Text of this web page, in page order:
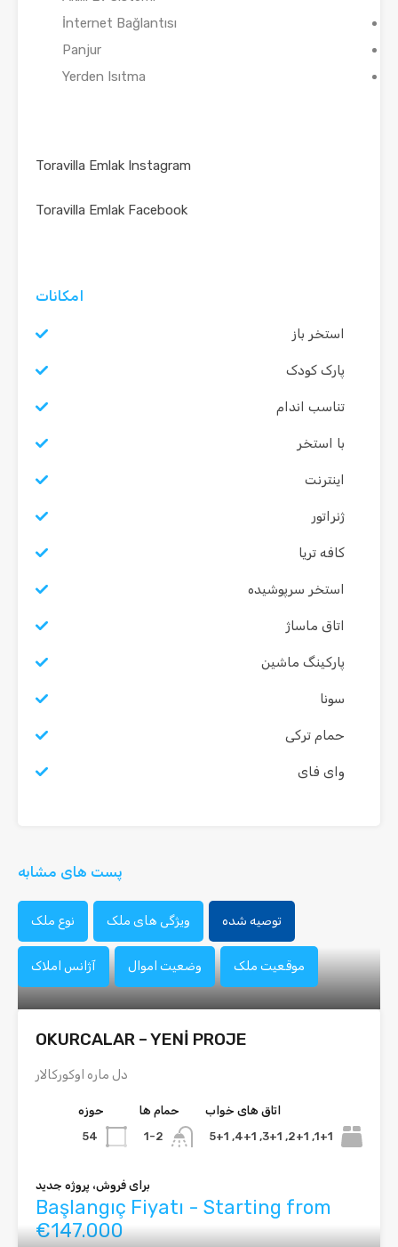
İnternet Bağlantısı
Panjur
Yerden Isıtma
Toravilla Emlak Instagram
Toravilla Emlak Facebook
امکانات
استخر باز
پارک کودک
تناسب اندام
با استخر
اینترنت
ژنراتور
کافه تریا
استخر سرپوشیده
اتاق ماساژ
پارکینگ ماشین
سونا
حمام ترکی
وای فای
پست های مشابه
توصیه شده ویژگی های ملک نوع ملک
موقعیت ملک وضعیت اموال آژانس املاک
OKURCALAR – YENİ PROJE
دل ماره اوکورکالار
اتاق های خواب
1+1, 2+1, 3+1, 4+1, 5+1
حمام ها
1-2
حوزه
54
برای فروش، پروژه جدید
Başlangıç Fiyatı - Starting from
€147.000